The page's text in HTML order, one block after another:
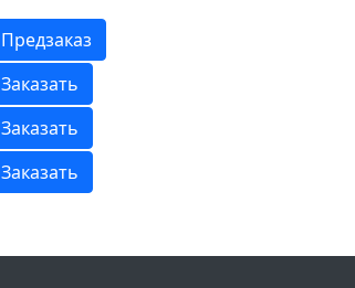
Предзаказ
Заказать
Заказать
Заказать